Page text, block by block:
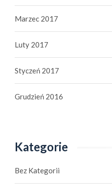
Marzec 2017
Luty 2017
Styczeń 2017
Grudzień 2016
Kategorie
Bez Kategorii